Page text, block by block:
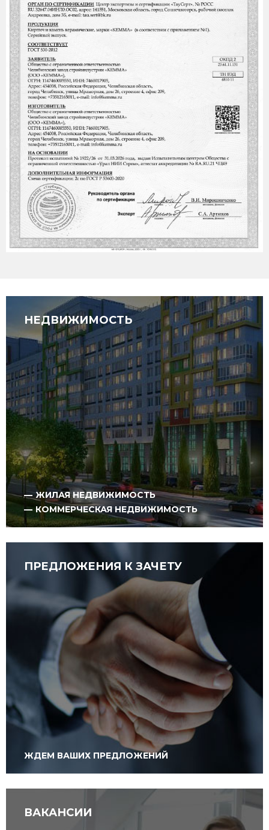
НЕДВИЖИМОСТЬ
ЖИЛАЯ НЕДВИЖИМОСТЬ
КОММЕРЧЕСКАЯ НЕДВИЖИМОСТЬ
ПРЕДЛОЖЕНИЯ К ЗАЧЕТУ
ЖДЕМ ВАШИХ ПРЕДЛОЖЕНИЙ
ВАКАНСИИ